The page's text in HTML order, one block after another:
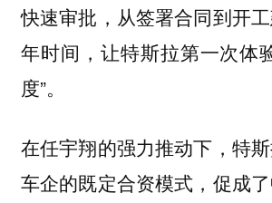
快速审批，从签署合同到开
年时间，让特斯拉第一次体
度”。
在任宇翔的强力推动下，特
车企的既定合资模式，促成